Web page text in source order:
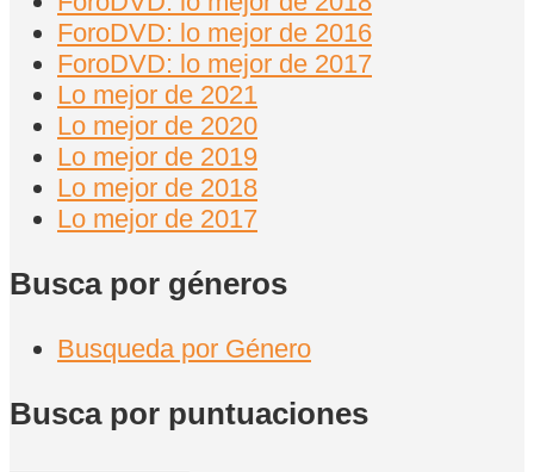
ForoDVD: lo mejor de 2016
ForoDVD: lo mejor de 2017
Lo mejor de 2021
Lo mejor de 2020
Lo mejor de 2019
Lo mejor de 2018
Lo mejor de 2017
Busca por géneros
Busqueda por Género
Busca por puntuaciones